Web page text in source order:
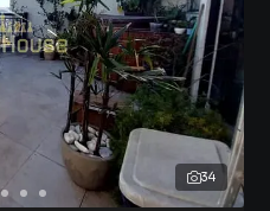
34